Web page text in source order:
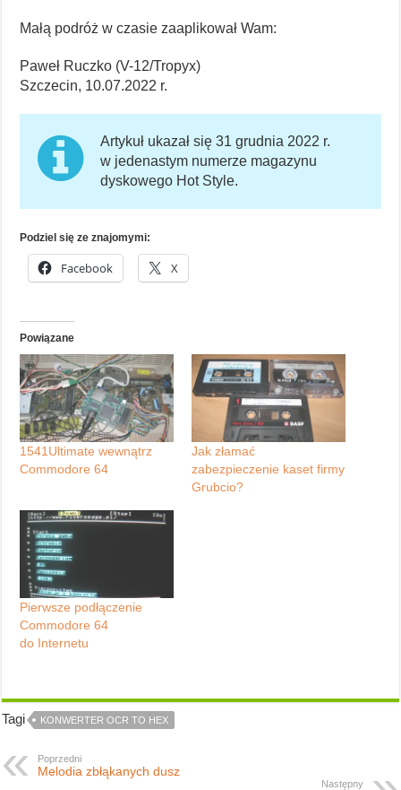
Małą podróż w czasie zaaplikował Wam:
Paweł Ruczko (V-12/Tropyx)
Szczecin, 10.07.2022 r.
Artykuł ukazał się 31 grudnia 2022 r.
w jedenastym numerze magazynu
dyskowego Hot Style.
Podziel się ze znajomymi:
Facebook X
Powiązane
1541Ultimate wewnątrz
Commodore 64
Jak złamać
zabezpieczenie kaset firmy
Grubcio?
Pierwsze podłączenie
Commodore 64
do Internetu
Tagi KONWERTER OCR TO HEX
Poprzedni
Melodia zbłąkanych dusz
Następny